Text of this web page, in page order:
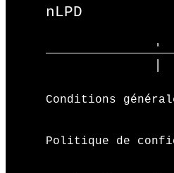
nLPD
Conditions
Politique de